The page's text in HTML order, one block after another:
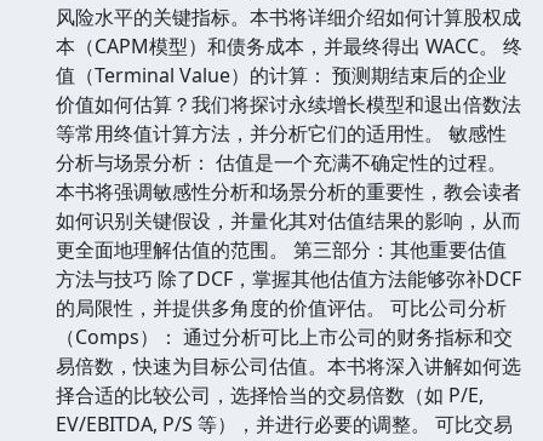
风险水平的关键指标。本书将详细介绍如何计算股权成
本（CAPM模型）和债务成本，并最终得出 WACC。 终
值（Terminal Value）的计算： 预测期结束后的企业
价值如何估算？我们将探讨永续增长模型和退出倍数法
等常用终值计算方法，并分析它们的适用性。 敏感性
分析与场景分析： 估值是一个充满不确定性的过程。
本书将强调敏感性分析和场景分析的重要性，教会读者
如何识别关键假设，并量化其对估值结果的影响，从而
更全面地理解估值的范围。 第三部分：其他重要估值
方法与技巧 除了DCF，掌握其他估值方法能够弥补DCF
的局限性，并提供多角度的价值评估。 可比公司分析
（Comps）： 通过分析可比上市公司的财务指标和交
易倍数，快速为目标公司估值。本书将深入讲解如何选
择合适的比较公司，选择恰当的交易倍数（如 P/E,
EV/EBITDA, P/S 等），并进行必要的调整。 可比交易